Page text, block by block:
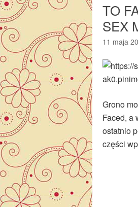
TO
SEX
11 maja
Grono
Faced, a
ostatnio
części